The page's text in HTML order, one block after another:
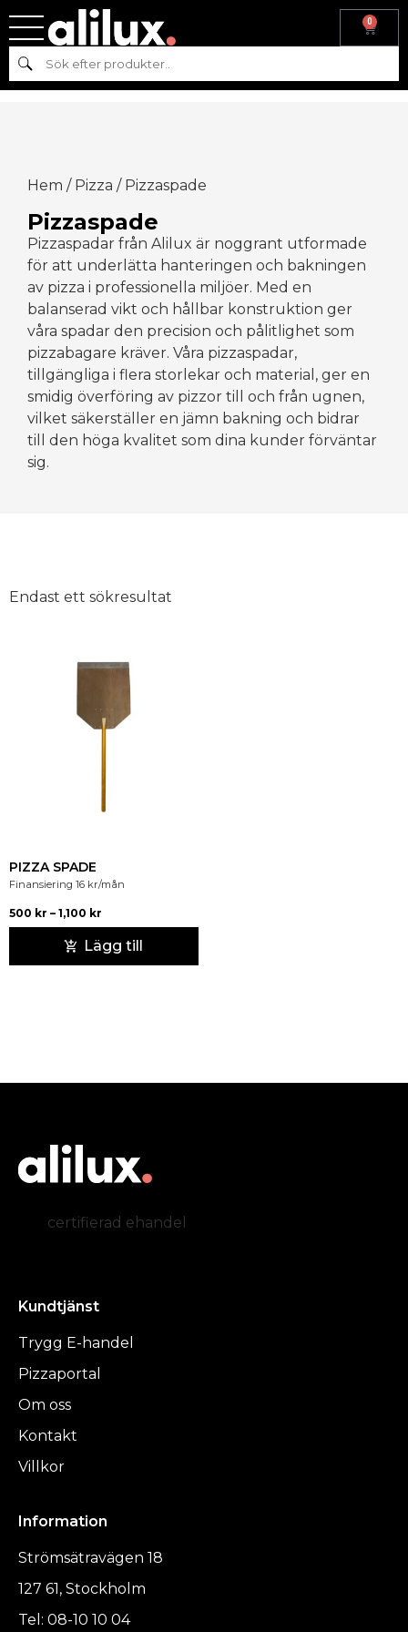
0
Sök
Hem / Pizza / Pizzaspade
Pizzaspade
Pizzaspadar från Alilux är noggrant utformade
för att underlätta hanteringen och bakningen
av pizza i professionella miljöer. Med en
balanserad vikt och hållbar konstruktion ger
våra spadar den precision och pålitlighet som
pizzabagare kräver. Våra pizzaspadar,
tillgängliga i flera storlekar och material, ger en
smidig överföring av pizzor till och från ugnen,
vilket säkerställer en jämn bakning och bidrar
till den höga kvalitet som dina kunder förväntar
sig.
Endast ett sökresultat
PIZZA SPADE
Finansiering 16 kr/mån
500 kr – 1,100 kr
Lägg till
certifierad ehandel
Kundtjänst
Trygg E-handel
Pizzaportal
Om oss
Kontakt
Villkor
Information
Strömsätravägen 18
127 61, Stockholm
Tel: 08-10 10 04